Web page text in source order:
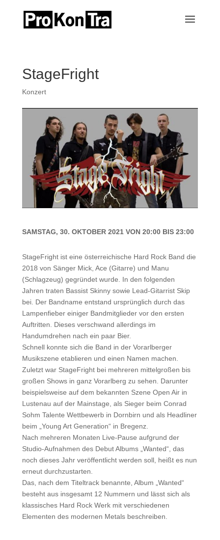
StageFright
Konzert
SAMSTAG, 30. OKTOBER 2021 VON 20:00 BIS 23:00
StageFright ist eine österreichische Hard Rock Band die
2018 von Sänger Mick, Ace (Gitarre) und Manu
(Schlagzeug) gegründet wurde. In den folgenden
Jahren traten Bassist Skinny sowie Lead-Gitarrist Skip
bei. Der Bandname entstand ursprünglich durch das
Lampenfieber einiger Bandmitglieder vor den ersten
Auftritten. Dieses verschwand allerdings im
Handumdrehen nach ein paar Bier.
Schnell konnte sich die Band in der Vorarlberger
Musikszene etablieren und einen Namen machen.
Zuletzt war StageFright bei mehreren mittelgroßen bis
großen Shows in ganz Vorarlberg zu sehen. Darunter
beispielsweise auf dem bekannten Szene Open Air in
Lustenau auf der Mainstage, als Sieger beim Conrad
Sohm Talente Wettbewerb in Dornbirn und als Headliner
beim „Young Art Generation“ in Bregenz.
Nach mehreren Monaten Live-Pause aufgrund der
Studio-Aufnahmen des Debut Albums „Wanted“, das
noch dieses Jahr veröffentlicht werden soll, heißt es nun
erneut durchzustarten.
Das, nach dem Titeltrack benannte, Album „Wanted“
besteht aus insgesamt 12 Nummern und lässt sich als
klassisches Hard Rock Werk mit verschiedenen
Elementen des modernen Metals beschreiben.